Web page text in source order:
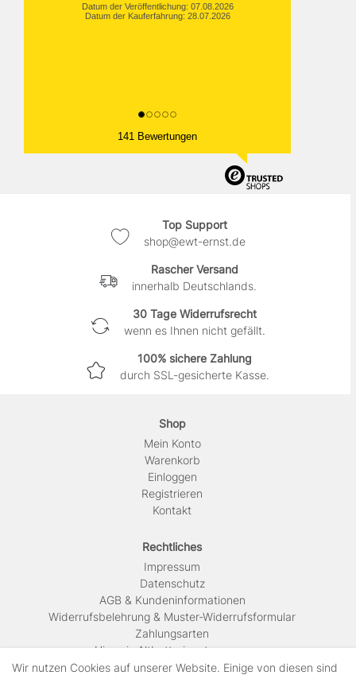
Datum der Veröffentlichung: 07.08.2026
Datum der Kauferfahrung: 28.07.2026
141 Bewertungen
Top Support
shop@ewt-ernst.de
Rascher Versand
innerhalb Deutschlands.
30 Tage Widerrufsrecht
wenn es Ihnen nicht gefällt.
100% sichere Zahlung
durch SSL-gesicherte Kasse.
Shop
Mein Konto
Warenkorb
Einloggen
Registrieren
Kontakt
Rechtliches
Impressum
Daten­schutz
AGB & Kundeninformationen
Widerrufsbelehrung & Muster-Widerrufsformular
Zahlungsarten
Hinweis Altbatterieentsorgung
Versandkosten & Lieferinformationen
Wir nutzen Cookies auf unserer Website. Einige von diesen sind